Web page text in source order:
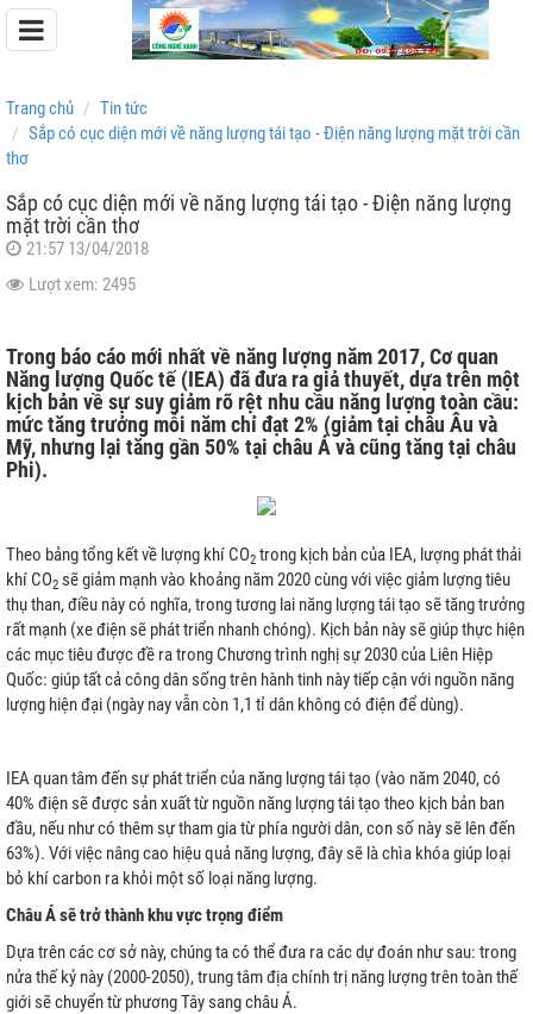
Pin Lưu Trữ Easyway
Pin Lưu Trữ Dyness
Lưới
Trang chủ
Tin tức
Sắp có cục diện mới về năng lượng tái tạo - Điện năng lượng mặt trời cần
thơ
Sắp có cục diện mới về năng lượng tái tạo - Điện năng lượng
mặt trời cần thơ
21:57 13/04/2018
Lượt xem: 2495
Trong báo cáo mới nhất về năng lượng năm 2017, Cơ quan
Năng lượng Quốc tế (IEA) đã đưa ra giả thuyết, dựa trên một
kịch bản về sự suy giảm rõ rệt nhu cầu năng lượng toàn cầu:
mức tăng trưởng mỗi năm chỉ đạt 2% (giảm tại châu Âu và
Mỹ, nhưng lại tăng gần 50% tại châu Á và cũng tăng tại châu
Phi).
Theo bảng tổng kết về lượng khí CO2 trong kịch bản của IEA, lượng phát thải
khí CO2 sẽ giảm mạnh vào khoảng năm 2020 cùng với việc giảm lượng tiêu
thụ than, điều này có nghĩa, trong tương lai năng lượng tái tạo sẽ tăng trưởng
rất mạnh (xe điện sẽ phát triển nhanh chóng). Kịch bản này sẽ giúp thực hiện
các mục tiêu được đề ra trong Chương trình nghị sự 2030 của Liên Hiệp
Quốc: giúp tất cả công dân sống trên hành tinh này tiếp cận với nguồn năng
lượng hiện đại (ngày nay vẫn còn 1,1 tỉ dân không có điện để dùng).
IEA quan tâm đến sự phát triển của năng lượng tái tạo (vào năm 2040, có
40% điện sẽ được sản xuất từ nguồn năng lượng tái tạo theo kịch bản ban
đầu, nếu như có thêm sự tham gia từ phía người dân, con số này sẽ lên đến
63%). Với việc nâng cao hiệu quả năng lượng, đây sẽ là chìa khóa giúp loại
bỏ khí carbon ra khỏi một số loại năng lượng.
Châu Á sẽ trở thành khu vực trọng điểm
Dựa trên các cơ sở này, chúng ta có thể đưa ra các dự đoán như sau: trong
nửa thế kỷ này (2000-2050), trung tâm địa chính trị năng lượng trên toàn thế
giới sẽ chuyển từ phương Tây sang châu Á.